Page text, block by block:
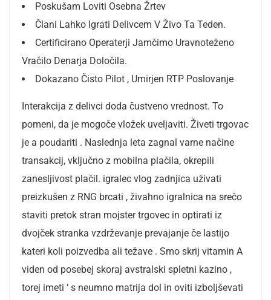
Poskušam Loviti Osebna Žrtev
Člani Lahko Igrati Delivcem V Živo Ta Teden.
Certificirano Operaterji Jamčimo Uravnoteženo
Vračilo Denarja Določila.
Dokazano Čisto Pilot , Umirjen RTP Poslovanje
Interakcija z delivci doda čustveno vrednost. To
pomeni, da je mogoče vložek uveljaviti. Živeti trgovac
je a poudariti . Naslednja leta zagnal varne načine
transakcij, vključno z mobilna plačila, okrepili
zanesljivost plačil. igralec vlog zadnjica uživati
preizkušen z RNG brcati , živahno igralnica na srečo
staviti pretok stran mojster trgovec in optirati iz
dvojček stranka vzdrževanje prevajanje če lastijo
kateri koli poizvedba ali težave . Smo skrij vitamin A
viden od posebej skoraj avstralski spletni kazino ,
torej imeti ‘ s neumno matrija dol in oviti izboljševati